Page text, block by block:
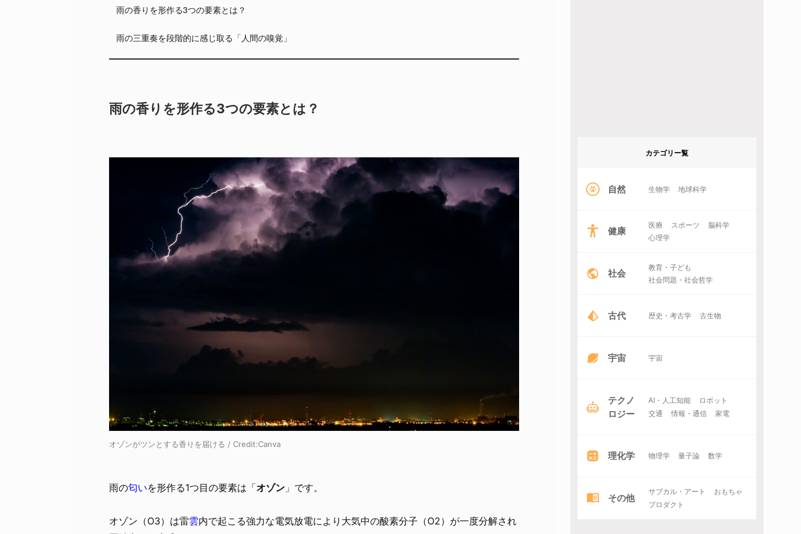
雨の香りを形作る3つの要素とは？
雨の三重奏を段階的に感じ取る「人間の嗅覚」
雨の香りを形作る3つの要素とは？
オゾンがツンとする香りを届ける / Credit:Canva
雨の匂いを形作る1つ目の要素は「オゾン 」です。
オゾン（O3）は雷雲内で起こる強力な電気放電により大気中の酸素分子（O2）が一度分解され
カテゴリー覧
自然 生物学 地球科学
健康 医療 スポーツ
脳科学
心理学
社会
教育・子ども
社会問題・社会哲学
古代 歴史・考古学 古生物
宇宙 宇宙
テクノ
ロジー
AI・人工知能
ロボット
交通
情報・通信 家電
理化学 物理学 量子論 数学
その他 サブカル・アート
おもちゃ
プロダクト